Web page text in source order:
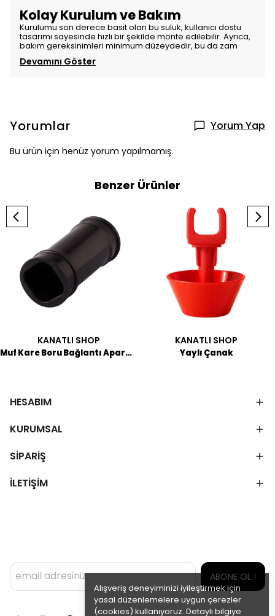
Alışveriş deneyiminizi iyileştirmek için
yasal düzenlemelere uygun çerezler
(cookies) kullanıyoruz. Detaylı bilgiye
Kolay Kurulum ve Bakım
Kurulumu son derece basit olan bu suluk, kullanıcı dostu
tasarımı sayesinde hızlı bir şekilde monte edilebilir. Ayrıca,
bakım gereksinimleri minimum düzeydedir, bu da zam
Devamını Göster
Yorumlar Yorum Yap
Bu ürün için henüz yorum yapılmamış.
Benzer Ürünler
KANATLI SHOP
Muf Kare Boru Bağlantı Aparatı 5'li
KANATLI SHOP
Yaylı Çanak
HESABIM
KURUMSAL
SİPARİŞ
İLETİŞİM
ABONE OL !